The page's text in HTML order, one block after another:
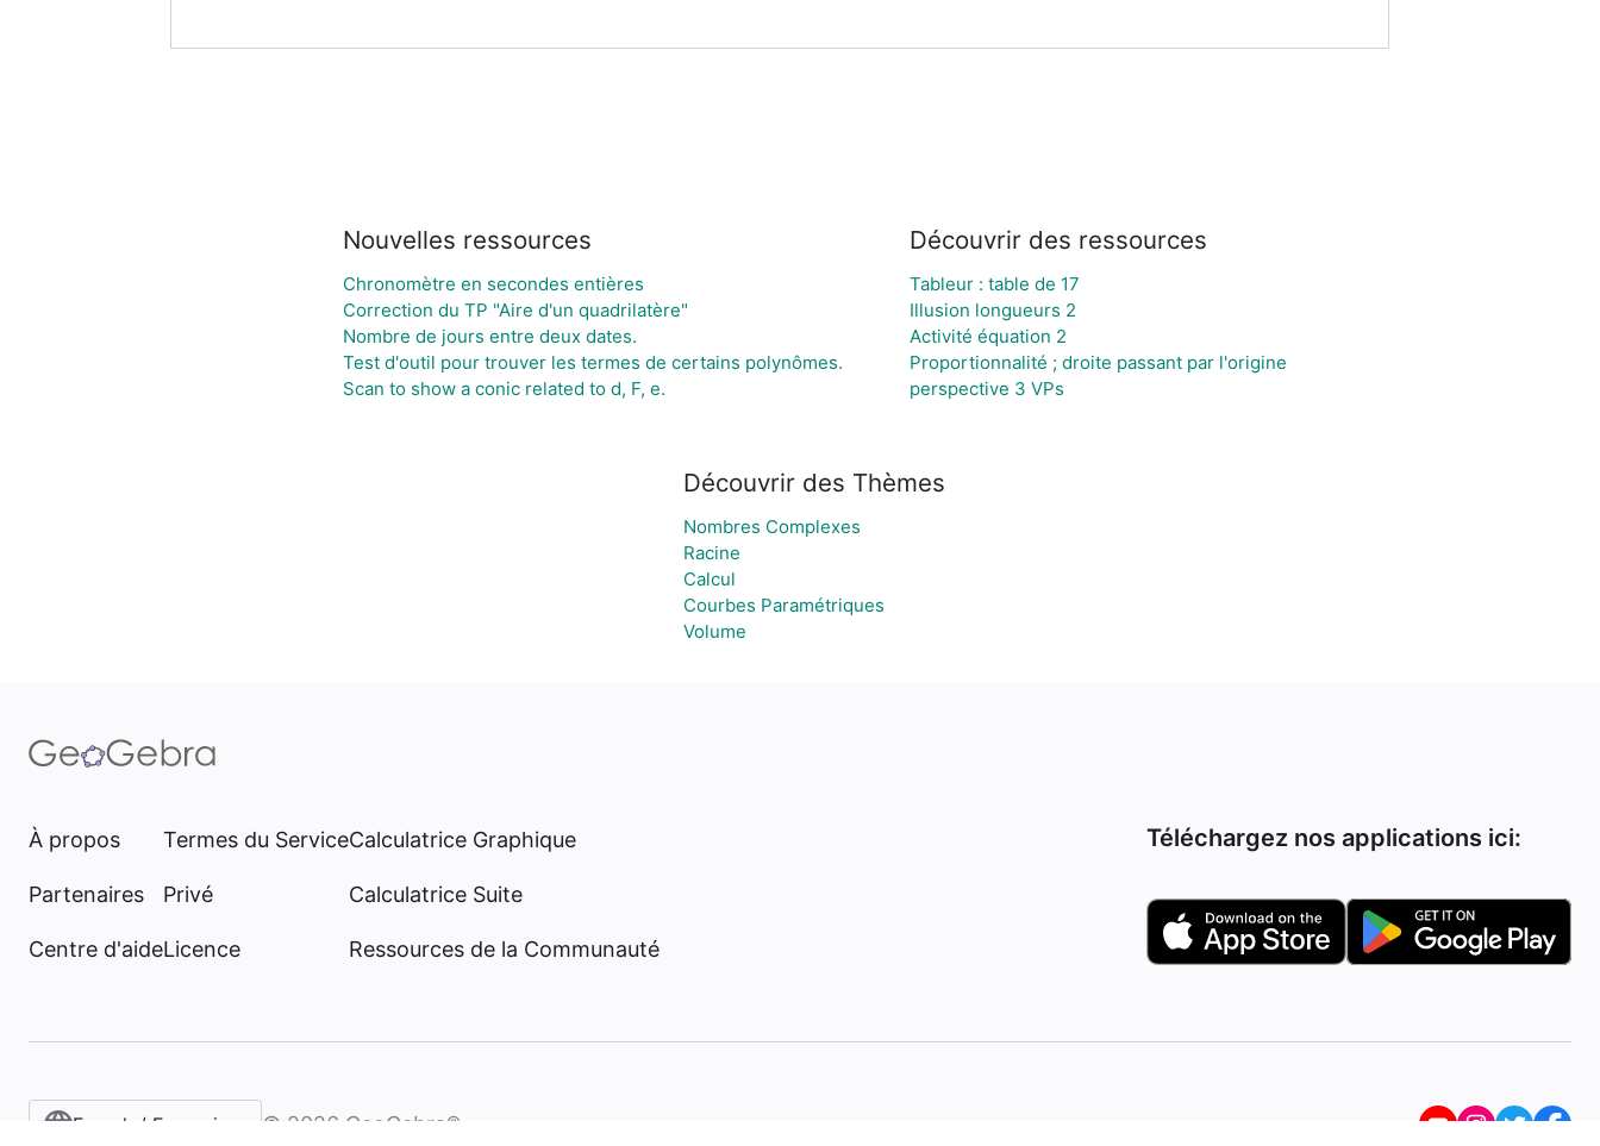
Nouvelles ressources
Chronomètre en secondes entières
Correction du TP "Aire d'un quadrilatère"
Nombre de jours entre deux dates.
Test d'outil pour trouver les termes de certains polynômes.
Scan to show a conic related to d, F, e.
Découvrir des ressources
Tableur : table de 17
Illusion longueurs 2
Activité équation 2
Proportionnalité ; droite passant par l'origine
perspective 3 VPs
Découvrir des Thèmes
Nombres Complexes
Racine
Calcul
Courbes Paramétriques
Volume
À propos
Partenaires
Centre d'aide
Termes du Service
Privé
Licence
Calculatrice Graphique
Calculatrice Suite
Ressources de la Communauté
Téléchargez nos applications ici:
French / Français‎ © 2026 GeoGebra®